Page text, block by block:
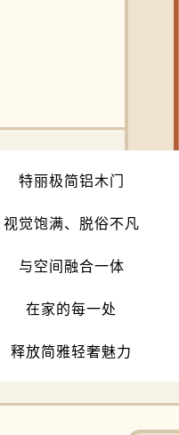
特丽极简铝木门
视觉饱满、脱俗不凡
与空间融合一体
在家的每一处
释放简雅轻奢魅力